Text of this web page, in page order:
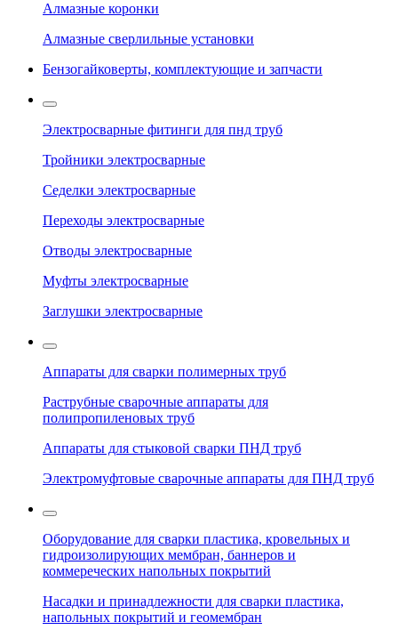
Алмазные коронки
Алмазные сверлильные установки
Бензогайковерты, комплектующие и запчасти
Электросварные фитинги для пнд труб
Тройники электросварные
Седелки электросварные
Переходы электросварные
Отводы электросварные
Муфты электросварные
Заглушки электросварные
Аппараты для сварки полимерных труб
Раструбные сварочные аппараты для
полипропиленовых труб
Аппараты для стыковой сварки ПНД труб
Электромуфтовые сварочные аппараты для ПНД труб
Оборудование для сварки пластика, кровельных и
гидроизолирующих мембран, баннеров и
коммереческих напольных покрытий
Насадки и принадлежности для сварки пластика,
напольных покрытий и геомембран